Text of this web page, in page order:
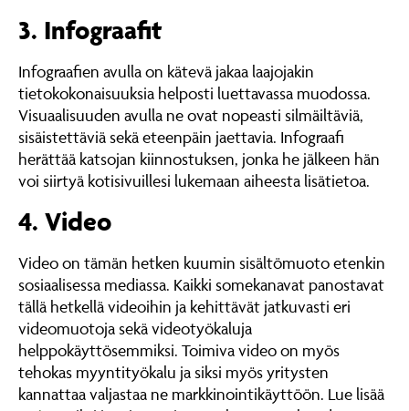
3. Infograafit
Infograafien avulla on kätevä jakaa laajojakin
tietokokonaisuuksia helposti luettavassa muodossa.
Visuaalisuuden avulla ne ovat nopeasti silmäiltäviä,
sisäistettäviä sekä eteenpäin jaettavia. Infograafi
herättää katsojan kiinnostuksen, jonka he jälkeen hän
voi siirtyä kotisivuillesi lukemaan aiheesta lisätietoa.
4. Video
Video on tämän hetken kuumin sisältömuoto etenkin
sosiaalisessa mediassa. Kaikki somekanavat panostavat
tällä hetkellä videoihin ja kehittävät jatkuvasti eri
videomuotoja sekä videotyökaluja
helppokäyttösemmiksi. Toimiva video on myös
tehokas myyntityökalu ja siksi myös yritysten
kannattaa valjastaa ne markkinointikäyttöön. Lue lisää